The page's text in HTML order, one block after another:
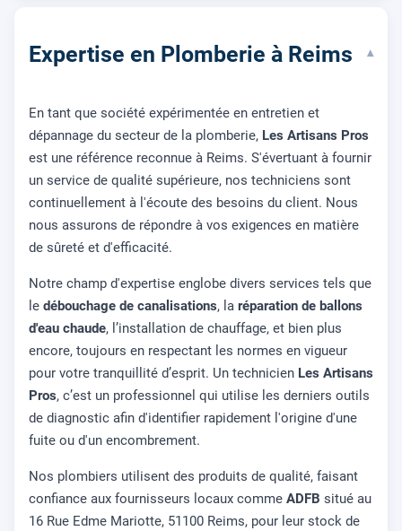
Expertise en Plomberie à Reims ▾
En tant que société expérimentée en entretien et
dépannage du secteur de la plomberie, Les Artisans Pros
est une référence reconnue à Reims. S'évertuant à fournir
un service de qualité supérieure, nos techniciens sont
continuellement à l'écoute des besoins du client. Nous
nous assurons de répondre à vos exigences en matière
de sûreté et d'efficacité.
Notre champ d'expertise englobe divers services tels que
le débouchage de canalisations, la réparation de ballons
d'eau chaude, l’installation de chauffage, et bien plus
encore, toujours en respectant les normes en vigueur
pour votre tranquillité d’esprit. Un technicien Les Artisans
Pros, c’est un professionnel qui utilise les derniers outils
de diagnostic afin d'identifier rapidement l'origine d'une
fuite ou d'un encombrement.
Nos plombiers utilisent des produits de qualité, faisant
confiance aux fournisseurs locaux comme ADFB situé au
16 Rue Edme Mariotte, 51100 Reims, pour leur stock de